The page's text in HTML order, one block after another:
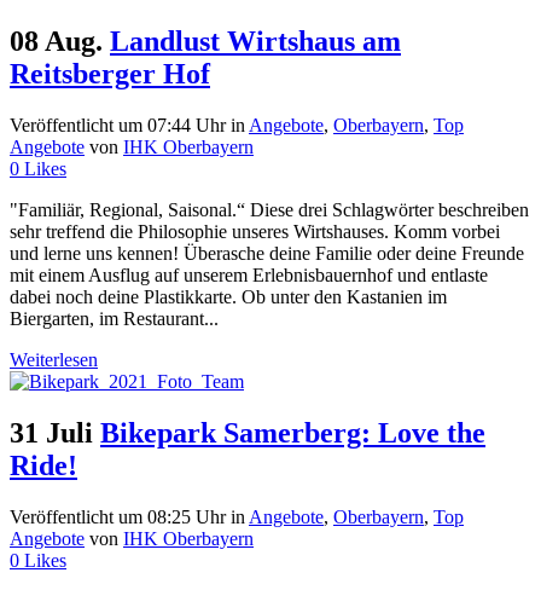
08 Aug. Landlust Wirtshaus am
Reitsberger Hof
Veröffentlicht um 07:44 Uhrin Angebote, Oberbayern, Top
Angebote von IHK Oberbayern
0 Likes
"Familiär, Regional, Saisonal.“ Diese drei Schlagwörter beschreiben
sehr treffend die Philosophie unseres Wirtshauses. Komm vorbei
und lerne uns kennen! Überasche deine Familie oder deine Freunde
mit einem Ausflug auf unserem Erlebnisbauernhof und entlaste
dabei noch deine Plastikkarte. Ob unter den Kastanien im
Biergarten, im Restaurant...
Weiterlesen
31 Juli Bikepark Samerberg: Love the
Ride!
Veröffentlicht um 08:25 Uhrin Angebote, Oberbayern, Top
Angebote von IHK Oberbayern
0 Likes